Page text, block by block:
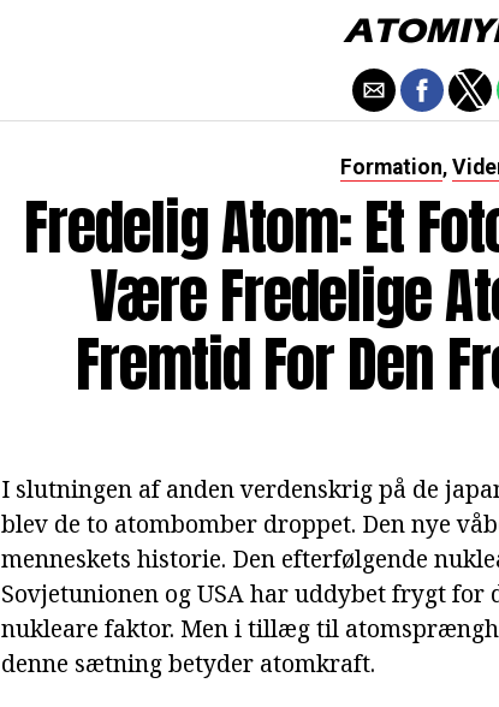
Formation,
Fredelig Atom: Et
Være Fredelige
Fremtid For Den
I slutningen af anden verdenskrig på de
blev de to atombomber droppet. Den nye
menneskets historie. Den efterfølgende
Sovjetunionen og USA har uddybet frygt
nukleare faktor. Men i tillæg til
denne sætning betyder atomkraft.